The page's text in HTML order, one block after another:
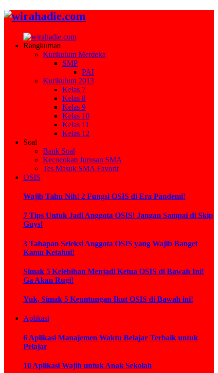
Rangkuman
Kurikulum Merdeka
SMP
PAI
Kurikulum 2013
Kelas 7
Kelas 8
Kelas 9
Kelas 10
Kelas 11
Kelas 12
Soal
Bank Soal
Kecocokan Jurusan SMA
Tes Masuk SMA Favorit
OSIS
Wajib Tahu Nih! 2 Fungsi OSIS di Era Pandemi!
7 Tips Untuk Jadi Anggota OSIS! Jangan Sampai di Skip
Guys!
3 Tahapan Seleksi Anggota OSIS yang Wajib Banget
Kamu Ketahui!
Simak 5 Kelebihan Menjadi Ketua OSIS di Bawah Ini!
Ga Akan Rugi!
Yuk, Simak 5 Keuntungan Ikut OSIS di Bawah ini!
Aplikasi
6 Aplikasi Manajemen Waktu Belajar Terbaik untuk
Pelajar
10 Aplikasi Wajib untuk Anak Sekolah